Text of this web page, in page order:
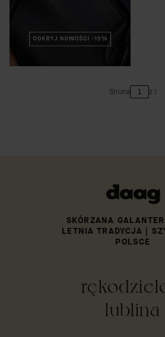
Strona z 1
SKÓRZANA
LETNIA TRADYCJA |
POLSCE
lublina